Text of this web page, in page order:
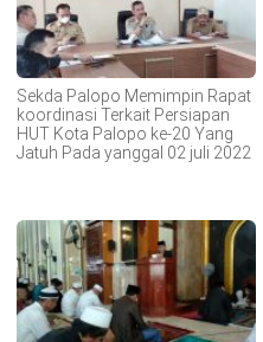
Sekda Palopo Memimpin Rapat
koordinasi Terkait Persiapan
HUT Kota Palopo ke-20 Yang
Jatuh Pada yanggal 02 juli 2022